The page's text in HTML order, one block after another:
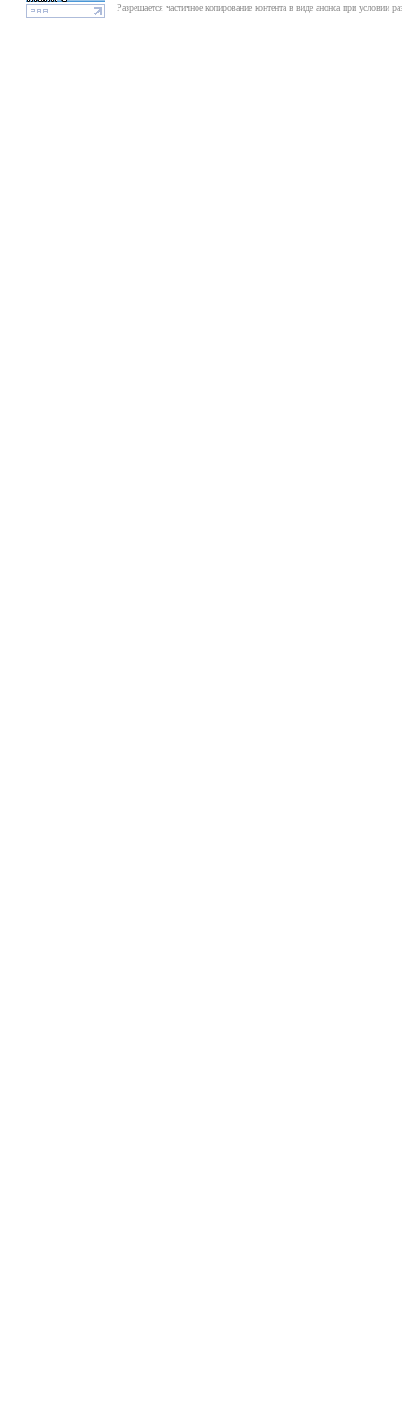
Разрешается частичное копирование контента в виде анонса при условии